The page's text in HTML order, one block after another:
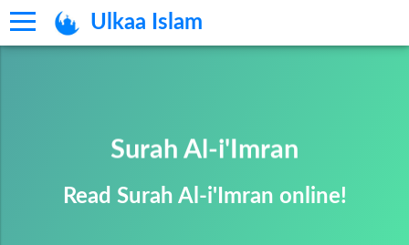
Ulkaa Islam
Surah Al-i'Imran
Read Surah Al-i'Imran online!